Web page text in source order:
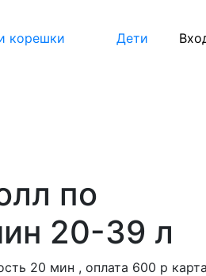
корешки Дети
по
20-39 л
20 мин , оплата 600 р карта